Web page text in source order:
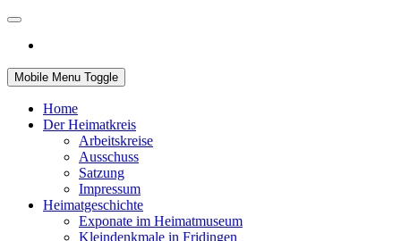
Mobile Menu Toggle
Home
Der Heimatkreis
Arbeitskreise
Ausschuss
Satzung
Impressum
Heimatgeschichte
Exponate im Heimatmuseum
Kleindenkmale in Fridingen